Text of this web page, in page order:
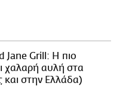
Jane Grill: Η πιο
χαλαρή αυλή στα
και στην Ελλάδα)